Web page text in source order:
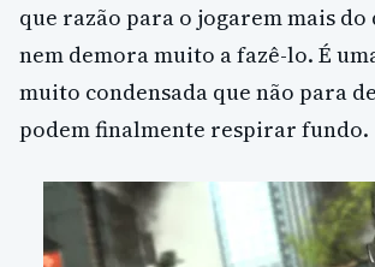
que razão para o jogarem mais
nem demora muito a fazê-lo. É
muito condensada que não para
podem finalmente respirar fundo.